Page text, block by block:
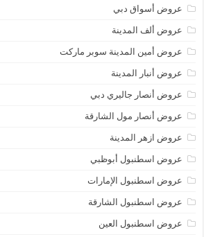
عروض أسواق دبي
عروض ألف المدينة
عروض أمين المدينة سوبر ماركت
عروض أنبار المدينة
عروض أنصار جاليري دبي
عروض أنصار مول الشارقة
عروض ازهر المدينة
عروض اسطنبول أبوظبي
عروض اسطنبول الإمارات
عروض اسطنبول الشارقة
عروض اسطنبول العين